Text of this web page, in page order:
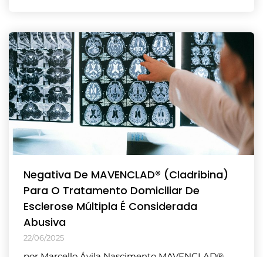
Negativa De MAVENCLAD® (Cladribina)
Para O Tratamento Domiciliar De
Esclerose Múltipla É Considerada
Abusiva
22/06/2025